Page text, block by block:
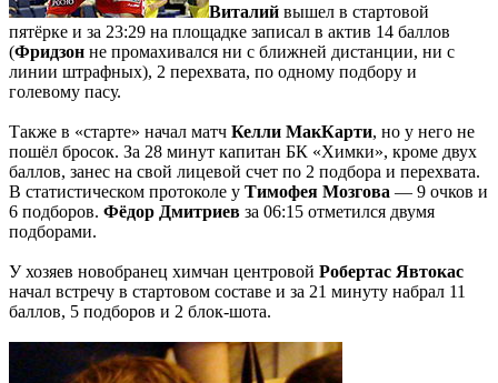
Виталий вышел в стартовой
пятёрке и за 23:29 на площадке записал в актив 14 баллов
(Фридзон не промахивался ни с ближней дистанции, ни с
линии штрафных), 2 перехвата, по одному подбору и
голевому пасу.
Также в «старте» начал матч Келли МакКарти, но у него не
пошёл бросок. За 28 минут капитан БК «Химки», кроме двух
баллов, занес на свой лицевой счет по 2 подбора и перехвата.
В статистическом протоколе у Тимофея Мозгова — 9 очков и
6 подборов. Фёдор Дмитриев за 06:15 отметился двумя
подборами.
У хозяев новобранец химчан центровой Робертас Явтокас
начал встречу в стартовом составе и за 21 минуту набрал 11
баллов, 5 подборов и 2 блок-шота.